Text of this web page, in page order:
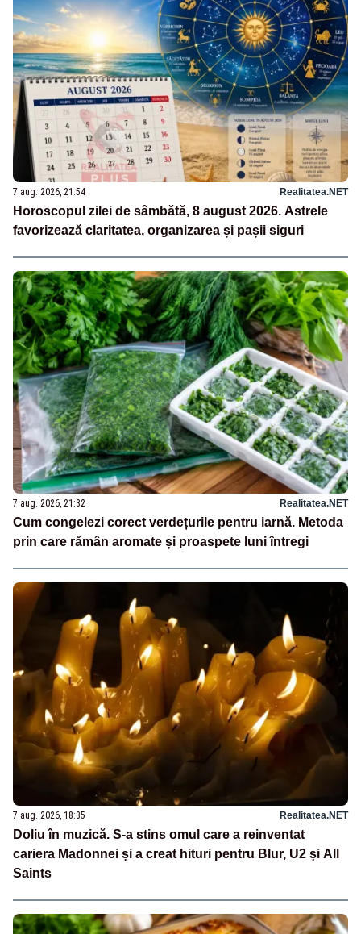
7 aug. 2026, 21:54 Realitatea.NET
Horoscopul zilei de sâmbătă, 8 august 2026. Astrele
favorizează claritatea, organizarea și pașii siguri
7 aug. 2026, 21:32 Realitatea.NET
Cum congelezi corect verdețurile pentru iarnă. Metoda
prin care rămân aromate și proaspete luni întregi
7 aug. 2026, 18:35 Realitatea.NET
Doliu în muzică. S-a stins omul care a reinventat
cariera Madonnei și a creat hituri pentru Blur, U2 și All
Saints